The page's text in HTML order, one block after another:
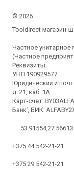
© 2026
Tooldirect магазин-
Частное унитарное
(Частное
Реквизиты:
УНП 190929577
Юридический и
д. 21, каб. 1А
Карт-счет:
Банк', БИК:
53.91554,27.56613
+375 44 542-21-21
+375 29 542-21-21